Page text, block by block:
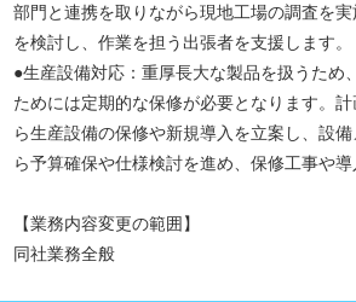
部門と連携を取りながら現地工場の調査を
を検討し、作業を担う出張者を支援します。
●生産設備対応：重厚長大な製品を扱うため
ためには定期的な保修が必要となります。
ら生産設備の保修や新規導入を立案し、設
ら予算確保や仕様検討を進め、保修工事や導
【業務内容変更の範囲】
同社業務全般